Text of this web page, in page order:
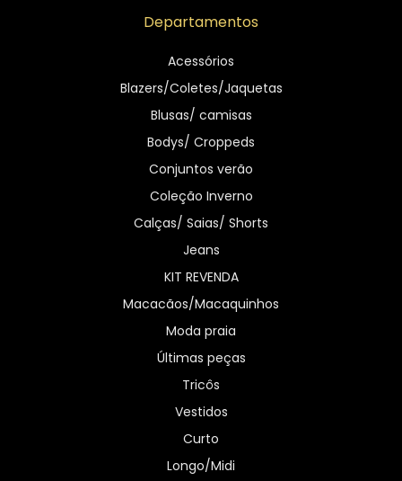
Departamentos
Acessórios
Blazers/Coletes/Jaquetas
Blusas/ camisas
Bodys/ Croppeds
Conjuntos verão
Coleção Inverno
Calças/ Saias/ Shorts
Jeans
KIT REVENDA
Macacãos/Macaquinhos
Moda praia
Últimas peças
Tricôs
Vestidos
Curto
Longo/Midi